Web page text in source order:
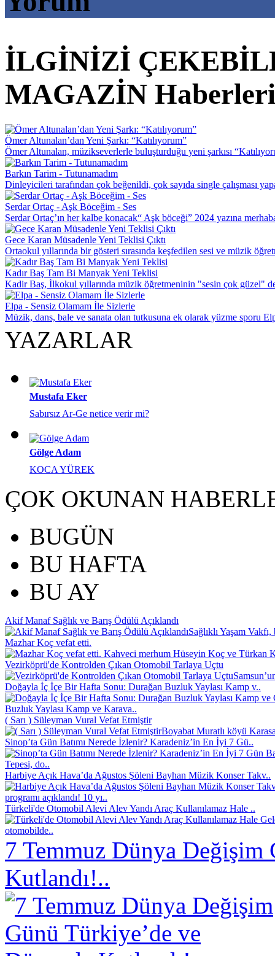
İLGİNİZİ
MAGAZİN Haberleri
Ömer Altunalan’dan Yeni Şarkı: “Katılıyorum”
Ömer Altunalan, müzikseverlerle buluşturduğu yeni şarkısı
Barkın Tarim - Tutunamadım
Dinleyicileri tarafından çok beğenildi, çok sayıda single çalışması
Serdar Ortaç - Aşk Böceğim - Ses
Serdar Ortaç’ın her kalbe konacak“ Aşk böceği” 2024 yazına
Gece Karan Müsadenle Yeni Teklisi Çıktı
Ortaokul yıllarında bir gösteri sırasında keşfedilen sesi ve müzik
Kadır Baş Tam Bi Manyak Yeni Teklisi
Kadir Baş, İlkokul yıllarında müzik öğretmeninin "sesin çok güzel"
Elpa - Sensiz Olamam İle Sizlerle
Müzik, dans, bale ve sanata olan tutkusuna ek olarak yüzme sporu
YAZARLAR
Mustafa Eker
Sabırsız Ar-Ge netice verir mi?
Gölge Adam
KOCA YÜREK
ÇOK OKUNAN
BUGÜN
BU HAFTA
BU AY
Akif Manaf Sağlık ve Barış Ödülü Açıklandı
Sağlıklı Yaşam
Mazhar Koç vefat etti.
Kahveci merhum Hüseyin Koç ve Türkan
Vezirköprü'de Kontrolden Çıkan Otomobil Tarlaya Uçtu
Doğayla İç İçe Bir Hafta Sonu: Durağan Buzluk Yaylası Kamp v..
Buzluk Yaylası Kamp ve Karava..
( Sarı ) Süleyman Vural Vefat Etmiştir
Boyabat Muratlı köyü
Sinop’ta Gün Batımı Nerede İzlenir? Karadeniz’in En İyi 7 Gü..
Tepesi, do..
Harbiye Açık Hava’da Ağustos Şöleni Bayhan Müzik Konser Takv..
programı açıklandı! 10 yı..
Türkeli'de Otomobil Alevi Alev Yandı Araç Kullanılamaz Hale ..
otomobilde..
7 Temmuz Dünya Değişim
Kutlandı!..